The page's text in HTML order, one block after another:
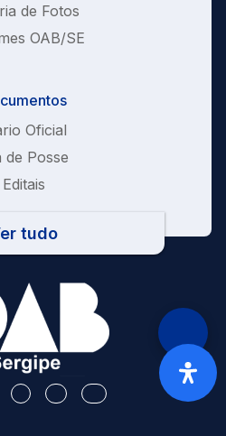
de Fotos
OAB/SE
Oficial
de Posse
Editais
tudo